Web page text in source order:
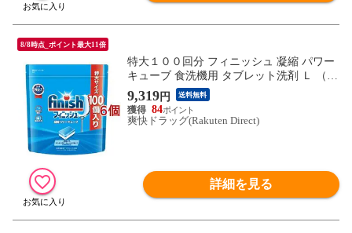
8/8時点_ポイント最大11倍
特大１００回分 フィニッシュ 凝縮 パワー
キューブ 食洗機用 タブレット洗剤 Ｌ （１
００個入×６袋セット）
9,319円 送料無料
84
爽快ドラッグ(Rakuten Direct)
詳細を見る